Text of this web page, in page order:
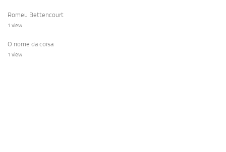
Romeu Bettencourt
1 view
O nome da coisa
1 view